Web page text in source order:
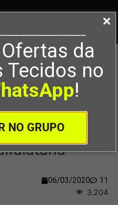
da
Tecidos no
!
NO GRUPO
das roupas e tecidos de
das roupas
06/03/2020 11
3.204